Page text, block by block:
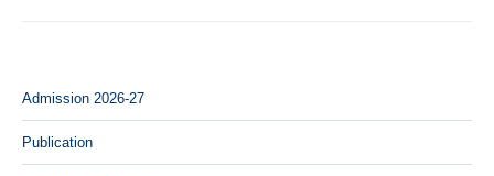
Admission 2026-27
Publication